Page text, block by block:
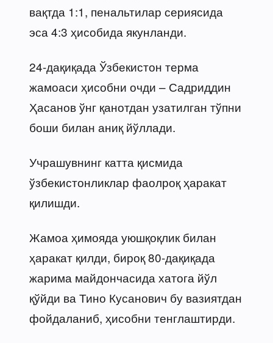
вақтда 1:1, пенальтилар сериясида
эса 4:3 ҳисобида якунланди.
24-дақиқада Ўзбекистон терма
жамоаси ҳисобни очди – Садриддин
Ҳасанов ўнг қанотдан узатилган тўпни
боши билан аниқ йўллади.
Учрашувнинг катта қисмида
ўзбекистонликлар фаолроқ ҳаракат
қилишди.
Жамоа ҳимояда уюшқоқлик билан
ҳаракат қилди, бироқ 80-дақиқада
жарима майдончасида хатога йўл
қўйди ва Тино Кусанович бу вазиятдан
фойдаланиб, ҳисобни тенглаштирди.